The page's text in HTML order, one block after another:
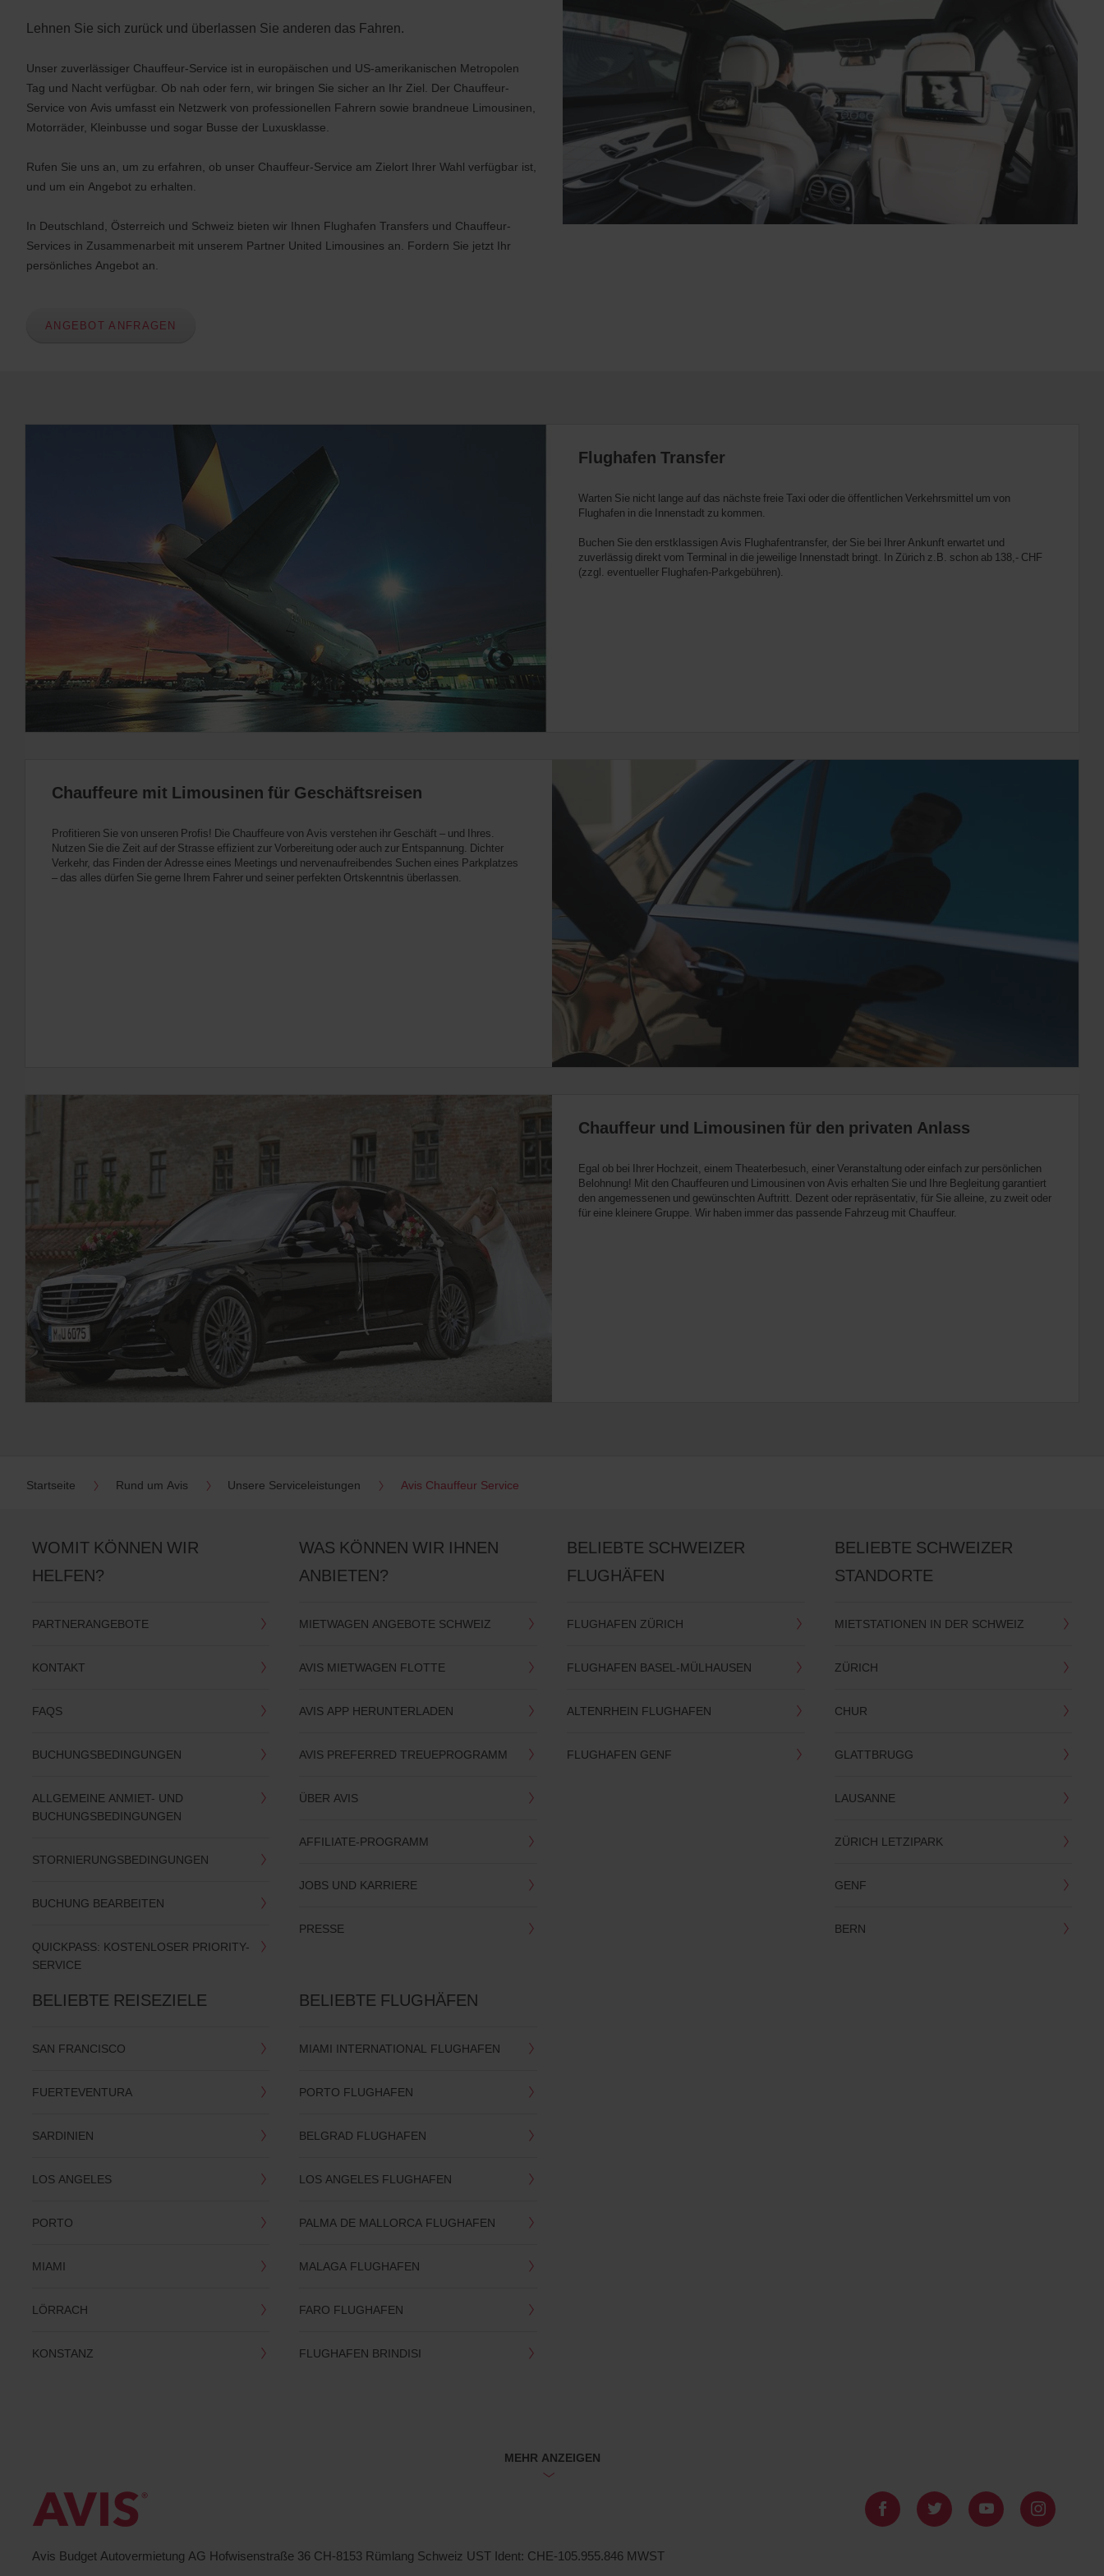
Lehnen Sie sich zurück und überlassen Sie anderen das Fahren.
Unser zuverlässiger Chauffeur-Service ist in europäischen und US-amerikanischen Metropolen
Tag und Nacht verfügbar. Ob nah oder fern, wir bringen Sie sicher an Ihr Ziel. Der Chauffeur-
Service von Avis umfasst ein Netzwerk von professionellen Fahrern sowie brandneue Limousinen,
Motorräder, Kleinbusse und sogar Busse der Luxusklasse.
Rufen Sie uns an, um zu erfahren, ob unser Chauffeur-Service am Zielort Ihrer Wahl verfügbar ist,
und um ein Angebot zu erhalten.
In Deutschland, Österreich und Schweiz bieten wir Ihnen Flughafen Transfers und Chauffeur-
Services in Zusammenarbeit mit unserem Partner United Limousines an. Fordern Sie jetzt Ihr
persönliches Angebot an.
ANGEBOT ANFRAGEN
Flughafen Transfer
Warten Sie nicht lange auf das nächste freie Taxi oder die öffentlichen Verkehrsmittel um von
Flughafen in die Innenstadt zu kommen.
Buchen Sie den erstklassigen Avis Flughafentransfer, der Sie bei Ihrer Ankunft erwartet und
zuverlässig direkt vom Terminal in die jeweilige Innenstadt bringt. In Zürich z.B. schon ab 138,- CHF
(zzgl. eventueller Flughafen-Parkgebühren).
Chauffeure mit Limousinen für Geschäftsreisen
Profitieren Sie von unseren Profis! Die Chauffeure von Avis verstehen ihr Geschäft – und Ihres.
Nutzen Sie die Zeit auf der Strasse effizient zur Vorbereitung oder auch zur Entspannung. Dichter
Verkehr, das Finden der Adresse eines Meetings und nervenaufreibendes Suchen eines Parkplatzes
– das alles dürfen Sie gerne Ihrem Fahrer und seiner perfekten Ortskenntnis überlassen.
Chauffeur und Limousinen für den privaten Anlass
Egal ob bei Ihrer Hochzeit, einem Theaterbesuch, einer Veranstaltung oder einfach zur persönlichen
Belohnung! Mit den Chauffeuren und Limousinen von Avis erhalten Sie und Ihre Begleitung garantiert
den angemessenen und gewünschten Auftritt. Dezent oder repräsentativ, für Sie alleine, zu zweit oder
für eine kleinere Gruppe. Wir haben immer das passende Fahrzeug mit Chauffeur.
Startseite Rund um Avis Unsere Serviceleistungen Avis Chauffeur Service
WOMIT KÖNNEN WIR
HELFEN?
PARTNERANGEBOTE
KONTAKT
FAQS
BUCHUNGSBEDINGUNGEN
ALLGEMEINE ANMIET- UND
BUCHUNGSBEDINGUNGEN
STORNIERUNGSBEDINGUNGEN
BUCHUNG BEARBEITEN
QUICKPASS: KOSTENLOSER PRIORITY-
SERVICE
WAS KÖNNEN WIR IHNEN
ANBIETEN?
MIETWAGEN ANGEBOTE SCHWEIZ
AVIS MIETWAGEN FLOTTE
AVIS APP HERUNTERLADEN
AVIS PREFERRED TREUEPROGRAMM
ÜBER AVIS
AFFILIATE-PROGRAMM
JOBS UND KARRIERE
PRESSE
BELIEBTE SCHWEIZER
FLUGHÄFEN
FLUGHAFEN ZÜRICH
FLUGHAFEN BASEL-MÜLHAUSEN
ALTENRHEIN FLUGHAFEN
FLUGHAFEN GENF
BELIEBTE SCHWEIZER
STANDORTE
MIETSTATIONEN IN DER SCHWEIZ
ZÜRICH
CHUR
GLATTBRUGG
LAUSANNE
ZÜRICH LETZIPARK
GENF
BERN
BELIEBTE REISEZIELE
SAN FRANCISCO
FUERTEVENTURA
SARDINIEN
LOS ANGELES
PORTO
MIAMI
LÖRRACH
KONSTANZ
BELIEBTE FLUGHÄFEN
MIAMI INTERNATIONAL FLUGHAFEN
PORTO FLUGHAFEN
BELGRAD FLUGHAFEN
LOS ANGELES FLUGHAFEN
PALMA DE MALLORCA FLUGHAFEN
MALAGA FLUGHAFEN
FARO FLUGHAFEN
FLUGHAFEN BRINDISI
MEHR ANZEIGEN
Avis Budget Autovermietung AG Hofwisenstraße 36 CH-8153 Rümlang Schweiz UST Ident: CHE-105.955.846 MWST